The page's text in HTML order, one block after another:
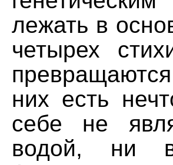
лежать в
четырех
превращаются
них есть
себе не
водой, ни